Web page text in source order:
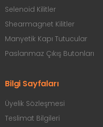
Selenoid Kilitler
Shearmagnet Kilitler
Manyetik Kapı Tutucular
Paslanmaz Çıkış Butonları
Bilgi Sayfaları
Üyelik Sözleşmesi
Teslimat Bilgileri